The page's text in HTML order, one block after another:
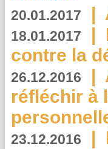
20.01.2017 |
18.01.2017 |
contre la
26.12.2016 |
réfléchir à
23.12.2016 |